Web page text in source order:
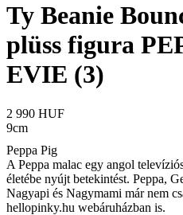
Ty Beanie
plüss figura
EVIE (3)
2 990 HUF
9cm
Peppa Pig
A Peppa malac egy angol
életébe nyújt betekintést. Peppa,
Nagyapi és Nagymami már nem
hellopinky.hu webáruházban is.